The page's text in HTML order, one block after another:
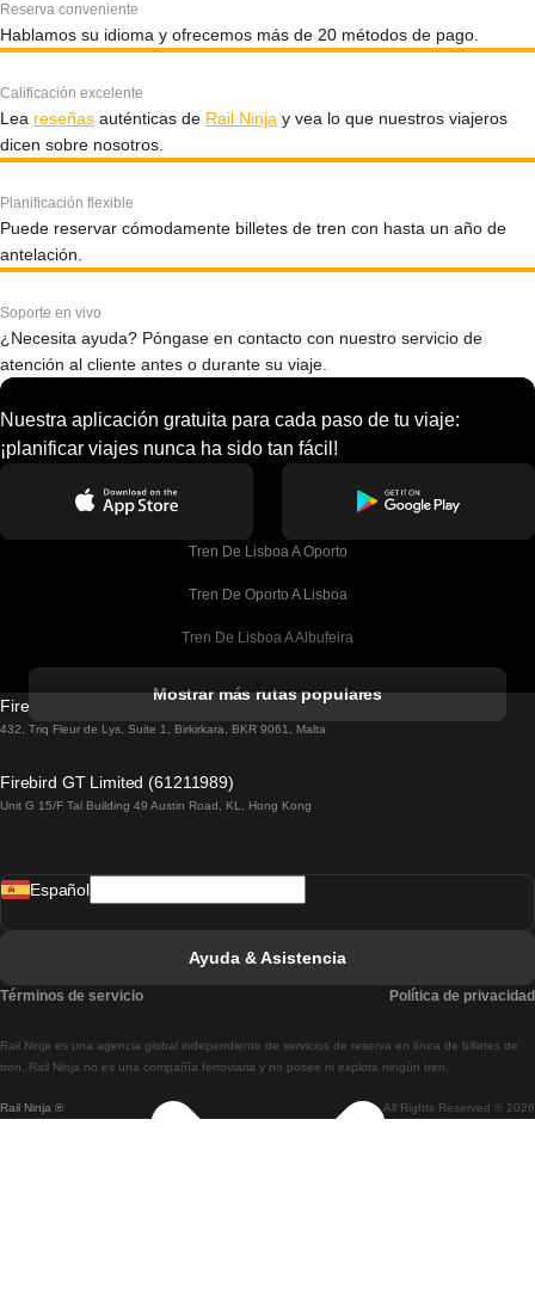
Reserva conveniente
Hablamos su idioma y ofrecemos más de 20 métodos de pago.
Calificación excelente
Lea reseñas auténticas de Rail Ninja y vea lo que nuestros viajeros
dicen sobre nosotros.
Planificación flexible
Puede reservar cómodamente billetes de tren con hasta un año de
antelación.
Soporte en vivo
¿Necesita ayuda? Póngase en contacto con nuestro servicio de
atención al cliente antes o durante su viaje.
Nuestra aplicación gratuita para cada paso de tu viaje:
¡planificar viajes nunca ha sido tan fácil!
Tren De Lisboa A Oporto
Tren De Oporto A Lisboa
Tren De Lisboa A Albufeira
Tren De Lisboa A Lagos
Tren De Lisboa A Madrid
Tren De Lisboa A Braga
Tren De Braga A Lisboa
Mostrar más rutas populares
Firebird GT Limited (OC 1451)
432, Triq Fleur de Lys, Suite 1, Birkirkara, BKR 9061, Malta
Firebird GT Limited (61211989)
Unit G 15/F Tal Building 49 Austin Road, KL, Hong Kong
Rail Ninja ® All Rights Reserved © 2026
Rail.Ninja es una agencia global independiente de servicios de reserva en línea de billetes de
tren. Rail Ninja no es una compañía ferroviaria y no posee ni explota ningún tren.
Español
Ayuda & Asistencia
Términos de servicio Política de privacidad